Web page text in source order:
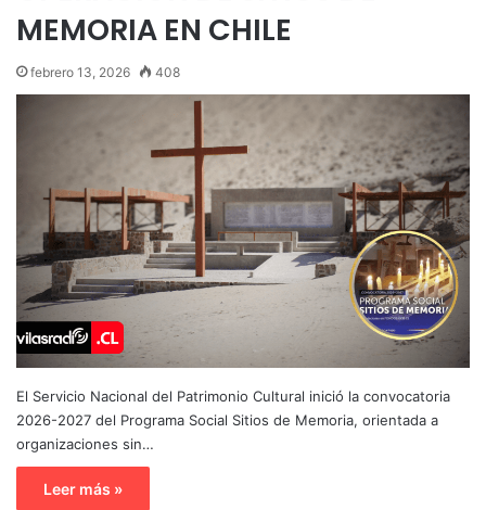
MEMORIA EN CHILE
febrero 13, 2026 408
El Servicio Nacional del Patrimonio Cultural inició la convocatoria
2026-2027 del Programa Social Sitios de Memoria, orientada a
organizaciones sin…
Leer más »